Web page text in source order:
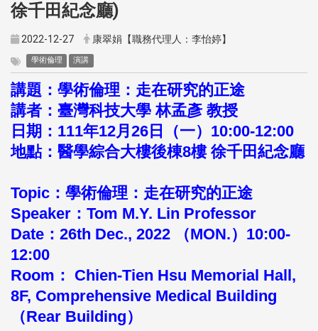
徐千田紀念廳)
2022-12-27 康翠娟【職務代理人：李怡婷】
學術倫理 演講
講題：學術倫理：走在研究的正途
講者：臺灣科技大學 林孟彥 教授
日期：111年12月26日（一）10:00-12:00
地點：醫學綜合大樓後棟8樓 徐千田紀念廳
Topic：學術倫理：走在研究的正途
Speaker：Tom M.Y. Lin Professor
Date：26th Dec., 2022 （MON.）10:00-
12:00
Room： Chien-Tien Hsu Memorial Hall,
8F, Comprehensive Medical Building
（Rear Building）